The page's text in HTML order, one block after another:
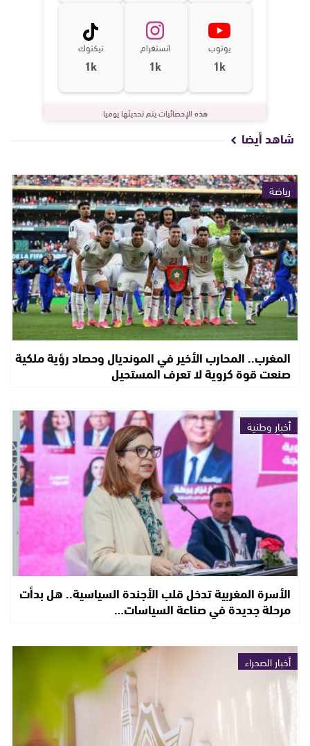
يوتوب
1k
انستغرام
1k
تيكتوك
1k
هذه الإحصائيات يتم تحديثها يوميا
شاهد أيضا
رياضة
المغرب.. المحارب الأخير في المونديال وحصاد رؤية ملكية
صنعت قوة كروية لا تعرف المستحيل
أخبار وطنية
الأسرة المغربية تدخل قلب الأجندة السياسية.. هل بدأت
مرحلة جديدة في صناعة السياسات…
أخبار الصحراء